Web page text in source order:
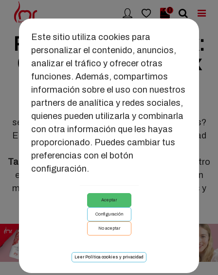
Este sitio utiliza cookies para
personalizar el contenido, anuncios,
analizar el tráfico y ofrecer otras
funciones. Además, compartimos
información sobre el uso con nuestros
partners de analítica y redes sociales,
quienes pueden utilizarla y combinarla
con otra información que les hayas
proporcionado. Puedes cambiar tus
preferencias con el botón
configuración.
Aceptar
Configuración
No aceptar
Leer Política cookies y privacidad
0
Reuniones tuppersex:
Organiza tu Tapersex
con La Maleta Roja
¿Te gustaría organizar unas divertidas y
sensualesreuniones tuppersex con tus amigas?
En
La Maleta Roja , te ofrecemos la oportunidad
de disfrutar de una experiencia única de
Tapersexen un sitio privado a tu elección. Nuestro
equipo de asesoras te guiará para que vivas un
momento inolvidable, lleno de descubrimientos y
aprendizaje sobre el bienestar sexual.